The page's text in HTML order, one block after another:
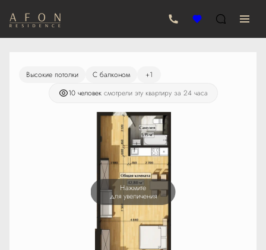
Студия47.88 м 10 211 190 руб.
Высокие потолки С балконом
+1
10 человек смотрели эту квартиру за 24 часа
Нажмите
для увеличения